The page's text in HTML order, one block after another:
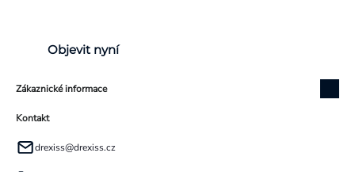
Objevit nyní
Zákaznické informace
Kontakt
drexiss@drexiss.cz